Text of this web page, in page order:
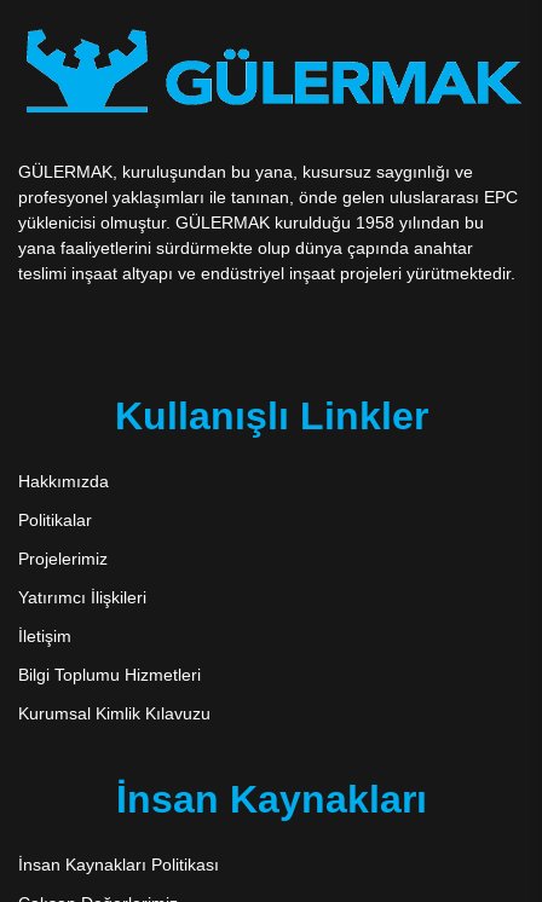
GÜLERMAK, kuruluşundan bu yana, kusursuz saygınlığı ve
profesyonel yaklaşımları ile tanınan, önde gelen uluslararası EPC
yüklenicisi olmuştur. GÜLERMAK kurulduğu 1958 yılından bu
yana faaliyetlerini sürdürmekte olup dünya çapında anahtar
teslimi inşaat altyapı ve endüstriyel inşaat projeleri yürütmektedir.
Kullanışlı Linkler
Hakkımızda
Politikalar
Projelerimiz
Yatırımcı İlişkileri
İletişim
Bilgi Toplumu Hizmetleri
Kurumsal Kimlik Kılavuzu
İnsan Kaynakları
İnsan Kaynakları Politikası